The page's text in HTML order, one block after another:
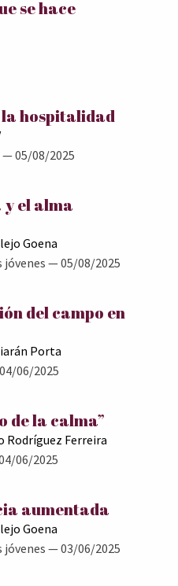
se hace
hospitalidad
— 05/08/2025
el alma
Goena
jóvenes — 05/08/2025
del campo en
Porta
06/2025
de la calma”
Rodríguez Ferreira
06/2025
aumentada
Goena
jóvenes — 03/06/2025